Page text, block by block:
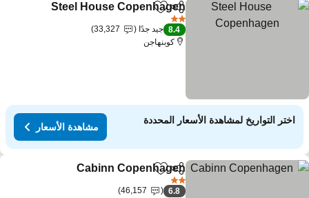
مشاركةAdd to favorites
Steel House Copenhagen
8.4 جيد جدًا
33,327
كوبنهاجن
اختر التواريخ لمشاهدة الأسعار المحددة
مشاهدة الأسعار
مشاركةAdd to favorites
Cabinn Copenhagen
6.8
46,157